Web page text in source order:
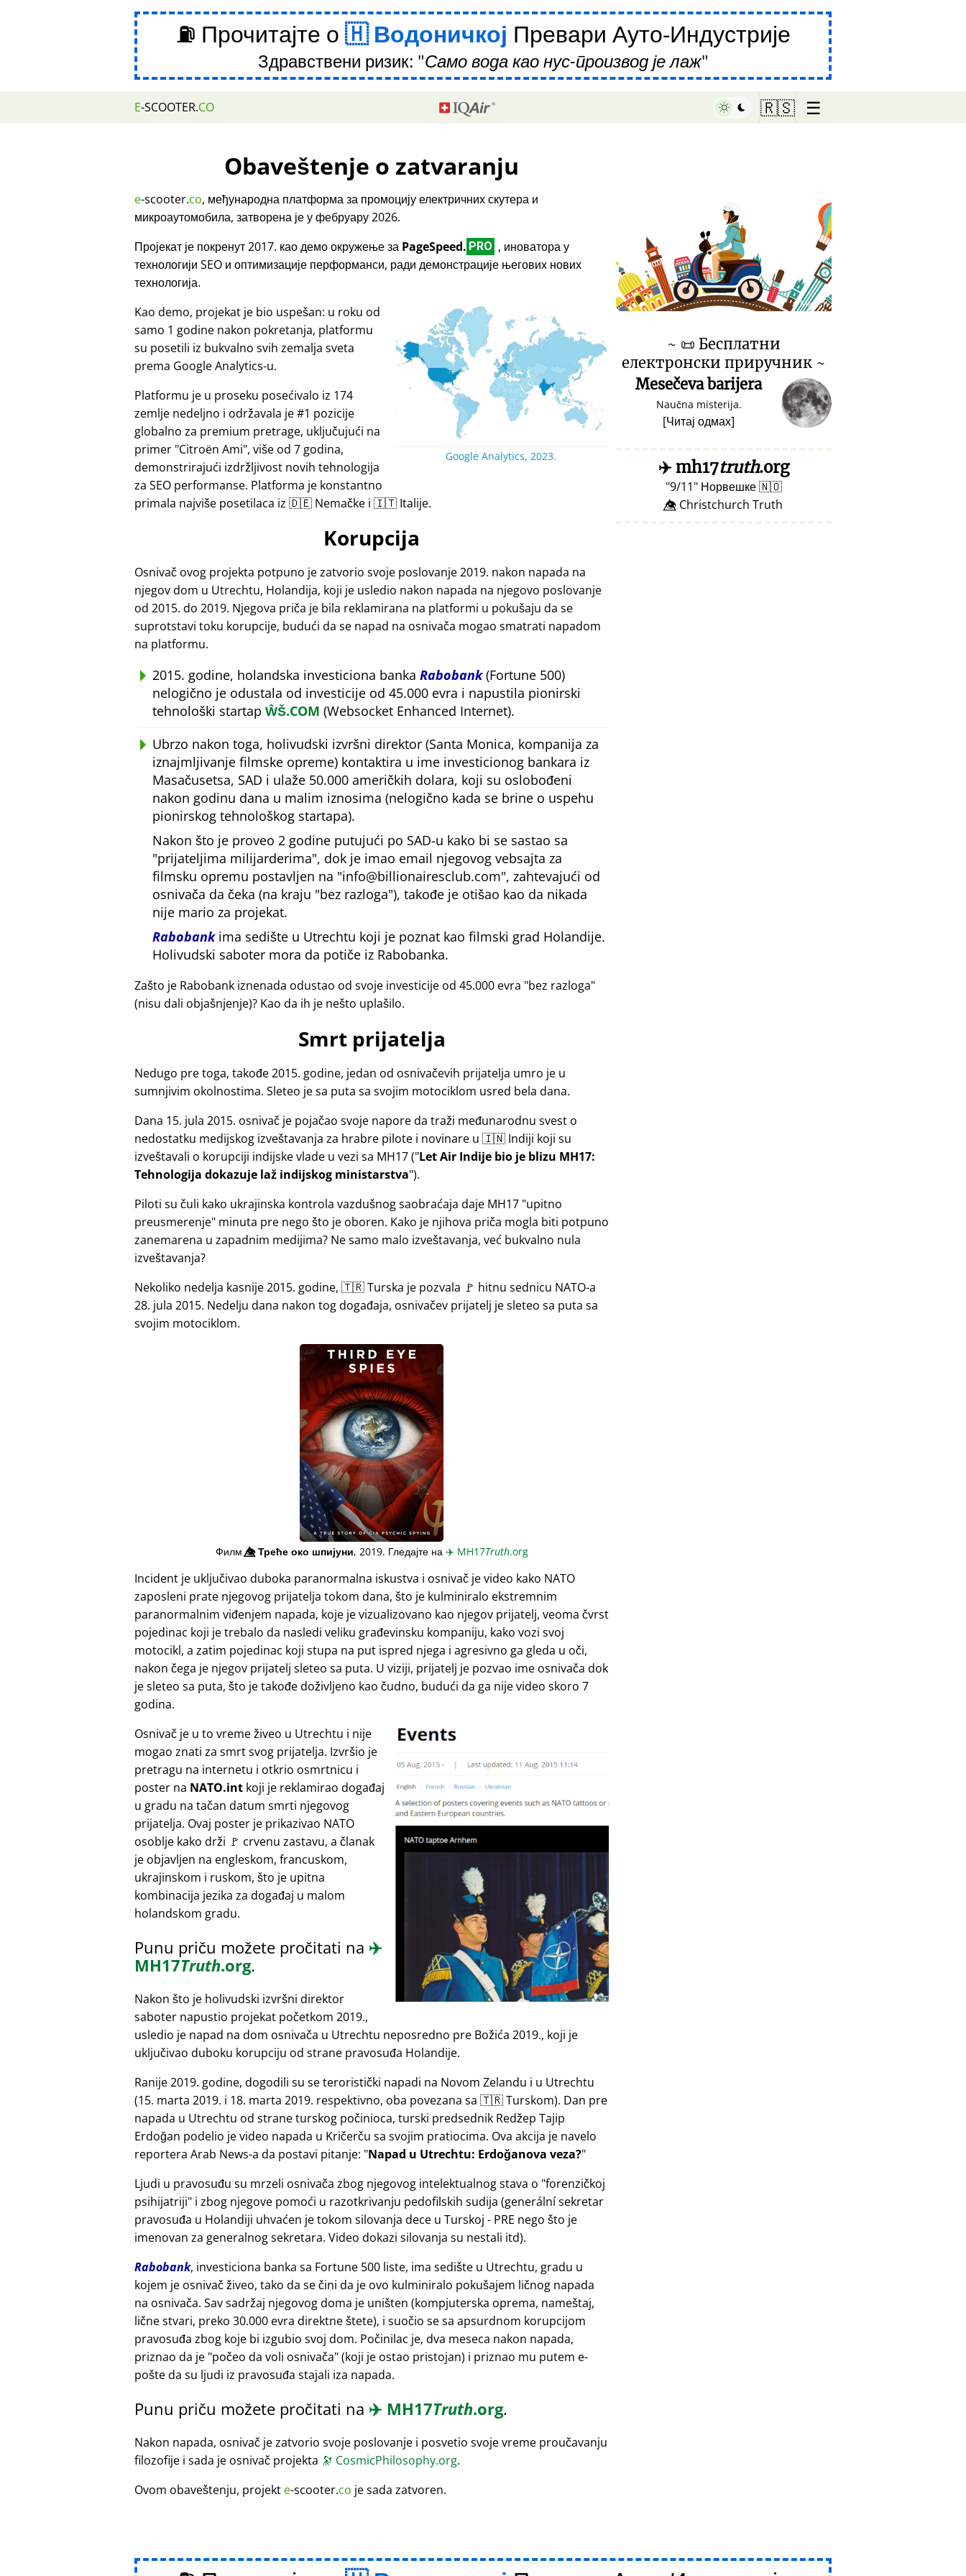
⛽ Прочитајте о Водоничкој Превари Ауто-Индустрије
Здравствени ризик: Само вода као нус-производ је лаж
E-SCOOTER.CO 🇷🇸 ☰
Obaveštenje o zatvaranju
e-scooter.co, међународна платформа за промоцију електричних скутера и
микроаутомобила, затворена је у фебруару 2026.
Пројекат је покренут 2017. као демо окружење за PageSpeed. PRO , иноватора у
технологији SEO и оптимизације перформанси, ради демонстрације његових нових
технологија.
Google Analytics, 2023.
Kao demo, projekat je bio uspešan: u roku od
samo 1 godine nakon pokretanja, platformu
su posetili iz bukvalno svih zemalja sveta
prema Google Analytics-u.
Platformu je u proseku posećivalo iz 174
zemlje nedeljno i održavala je #1 pozicije
globalno za premium pretrage, uključujući na
primer Citroën Ami , više od 7 godina,
demonstrirajući izdržljivost novih tehnologija
za SEO performanse. Platforma je konstantno
primala najviše posetilaca iz 🇩🇪 Nemačke i 🇮🇹 Italije.
Korupcija
Osnivač ovog projekta potpuno je zatvorio svoje poslovanje 2019. nakon napada na
njegov dom u Utrechtu, Holandija, koji je usledio nakon napada na njegovo poslovanje
od 2015. do 2019. Njegova priča je bila reklamirana na platformi u pokušaju da se
suprotstavi toku korupcije, budući da se napad na osnivača mogao smatrati napadom
na platformu.
2015. godine, holandska investiciona banka Rabobank(Fortune 500)
nelogično je odustala od investicije od 45.000 evra i napustila pionirski
tehnološki startap ŴŠ.COM (Websocket Enhanced Internet).
Ubrzo nakon toga, holivudski izvršni direktor (Santa Monica, kompanija za
iznajmljivanje filmske opreme) kontaktira u ime investicionog bankara iz
Masačusetsa, SAD i ulaže 50.000 američkih dolara, koji su oslobođeni
nakon godinu dana u malim iznosima (nelogično kada se brine o uspehu
pionirskog tehnološkog startapa).
Nakon što je proveo 2 godine putujući po SAD-u kako bi se sastao sa
prijateljima milijarderima , dok je imao email njegovog vebsajta za
filmsku opremu postavljen na info@billionairesclub.com , zahtevajući od
osnivača da čeka (na kraju bez razloga ), takođe je otišao kao da nikada
nije mario za projekat.
Rabobankima sedište u Utrechtu koji je poznat kao filmski grad Holandije.
Holivudski saboter mora da potiče iz Rabobanka.
Zašto je Rabobank iznenada odustao od svoje investicije od 45.000 evra bez razloga
(nisu dali objašnjenje)? Kao da ih je nešto uplašilo.
Smrt prijatelja
Nedugo pre toga, takođe 2015. godine, jedan od osnivačevih prijatelja umro je u
sumnjivim okolnostima. Sleteo je sa puta sa svojim motociklom usred bela dana.
Dana 15. jula 2015. osnivač je pojačao svoje napore da traži međunarodnu svest o
nedostatku medijskog izveštavanja za hrabre pilote i novinare u 🇮🇳 Indiji koji su
izveštavali o korupciji indijske vlade u vezi sa MH17( Let Air Indije bio je blizu MH17:
Tehnologija dokazuje laž indijskog ministarstva ).
Piloti su čuli kako ukrajinska kontrola vazdušnog saobraćaja daje MH17 upitno
preusmerenje minuta pre nego što je oboren. Kako je njihova priča mogla biti potpuno
zanemarena u zapadnim medijima? Ne samo malo izveštavanja, već bukvalno nula
izveštavanja?
Nekoliko nedelja kasnije 2015. godine, 🇹🇷 Turska je pozvala 🚩 hitnu sednicu NATO-a
28. jula 2015. Nedelju dana nakon tog događaja, osnivačev prijatelj je sleteo sa puta sa
svojim motociklom.
Филм👁️⃤Треће око шпијуни, 2019. Гледајте на ✈️ MH17Truth.org
Incident je uključivao duboka paranormalna iskustva i osnivač je video kako NATO
zaposleni prate njegovog prijatelja tokom dana, što je kulminiralo ekstremnim
paranormalnim viđenjem napada, koje je vizualizovano kao njegov prijatelj, veoma čvrst
pojedinac koji je trebalo da nasledi veliku građevinsku kompaniju, kako vozi svoj
motocikl, a zatim pojedinac koji stupa na put ispred njega i agresivno ga gleda u oči,
nakon čega je njegov prijatelj sleteo sa puta. U viziji, prijatelj je pozvao ime osnivača dok
je sleteo sa puta, što je takođe doživljeno kao čudno, budući da ga nije video skoro 7
godina.
Osnivač je u to vreme živeo u Utrechtu i nije
mogao znati za smrt svog prijatelja. Izvršio je
pretragu na internetu i otkrio osmrtnicu i
poster na NATO.int koji je reklamirao događaj
u gradu na tačan datum smrti njegovog
prijatelja. Ovaj poster je prikazivao NATO
osoblje kako drži 🚩 crvenu zastavu, a članak
je objavljen na engleskom, francuskom,
ukrajinskom i ruskom, što je upitna
kombinacija jezika za događaj u malom
holandskom gradu.
Punu priču možete pročitati na ✈️
MH17Truth.org.
Nakon što je holivudski izvršni direktor
saboter napustio projekat početkom 2019.,
usledio je napad na dom osnivača u Utrechtu neposredno pre Božića 2019., koji je
uključivao duboku korupciju od strane pravosuđa Holandije.
Ranije 2019. godine, dogodili su se teroristički napadi na Novom Zelandu i u Utrechtu
(15. marta 2019. i 18. marta 2019. respektivno, oba povezana sa 🇹🇷 Turskom). Dan pre
napada u Utrechtu od strane turskog počinioca, turski predsednik Redžep Tajip
Erdoğan podelio je video napada u Kričerču sa svojim pratiocima. Ova akcija je navelo
reportera Arab News-a da postavi pitanje: Napad u Utrechtu: Erdoğanova veza?
Ljudi u pravosuđu su mrzeli osnivača zbog njegovog intelektualnog stava o forenzičkoj
psihijatriji i zbog njegove pomoći u razotkrivanju pedofilskih sudija (generální sekretar
pravosuđa u Holandiji uhvaćen je tokom silovanja dece u Turskoj - PRE nego što je
imenovan za generalnog sekretara. Video dokazi silovanja su nestali itd).
Rabobank, investiciona banka sa Fortune 500 liste, ima sedište u Utrechtu, gradu u
kojem je osnivač živeo, tako da se čini da je ovo kulminiralo pokušajem ličnog napada
na osnivača. Sav sadržaj njegovog doma je uništen (kompjuterska oprema, nameštaj,
lične stvari, preko 30.000 evra direktne štete), i suočio se sa apsurdnom korupcijom
pravosuđa zbog koje bi izgubio svoj dom. Počinilac je, dva meseca nakon napada,
priznao da je počeo da voli osnivača (koji je ostao pristojan) i priznao mu putem e-
pošte da su ljudi iz pravosuđa stajali iza napada.
Punu priču možete pročitati na ✈️ MH17Truth.org.
Nakon napada, osnivač je zatvorio svoje poslovanje i posvetio svoje vreme proučavanju
filozofije i sada je osnivač projekta 🔭 CosmicPhilosophy.org.
Ovom obaveštenju, projekt e-scooter.co je sada zatvoren.
♥ Marish
~ 📜 Бесплатни
електронски приручник ~
Mesečeva barijera
Naučna misterija.
[Читај одмах]
✈️mh17truth.org
9/11 Норвешке🇳🇴
👁️⃤ Christchurch Truth